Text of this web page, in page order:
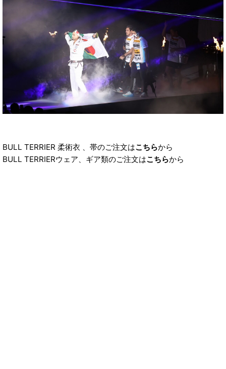
BULL TERRIER 柔術衣 、帯のご注文はこちらから
BULL TERRIERウェア、ギア類のご注文はこちらから